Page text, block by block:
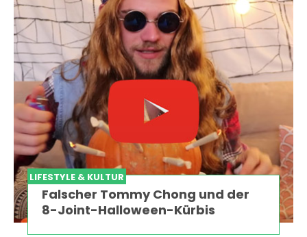
LIFESTYLE & KULTUR
Falscher Tommy Chong und der
8-Joint-Halloween-Kürbis